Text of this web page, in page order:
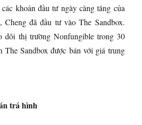
khoản đầu tư ngày càng tăng của
Cheng đã đầu tư vào The Sandbox.
dõi thị trường Nonfungible trong 30
The Sandbox được bán với giá trung
trá hình